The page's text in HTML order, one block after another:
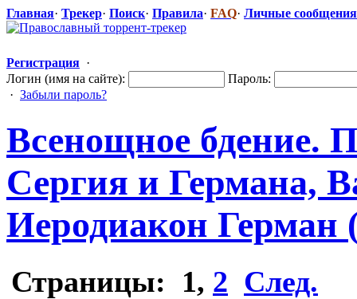
Главная· Трекер· Поиск· Правила· FAQ· Личные сообщения
Регистрация ·
Логин (имя на сайте):
Пароль:
· Забыли пароль?
Всенощное бдение.
Сергия и Германа,
Иеродиакон Герман
Страницы: 1, 2 След.